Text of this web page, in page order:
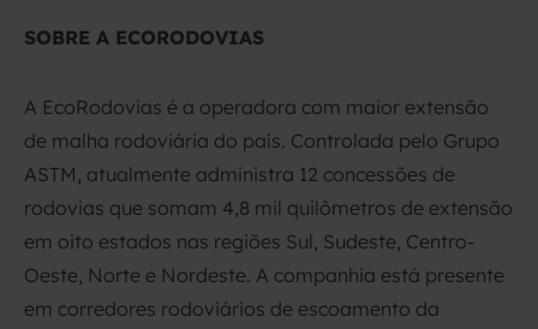
SOBRE A ECORODOVIAS
A EcoRodovias é a operadora com maior extensão
de malha rodoviária do país. Controlada pelo Grupo
ASTM, atualmente administra 12 concessões de
rodovias que somam 4,8 mil quilômetros de extensão
em oito estados nas regiões Sul, Sudeste, Centro-
Oeste, Norte e Nordeste. A companhia está presente
em corredores rodoviários de escoamento da